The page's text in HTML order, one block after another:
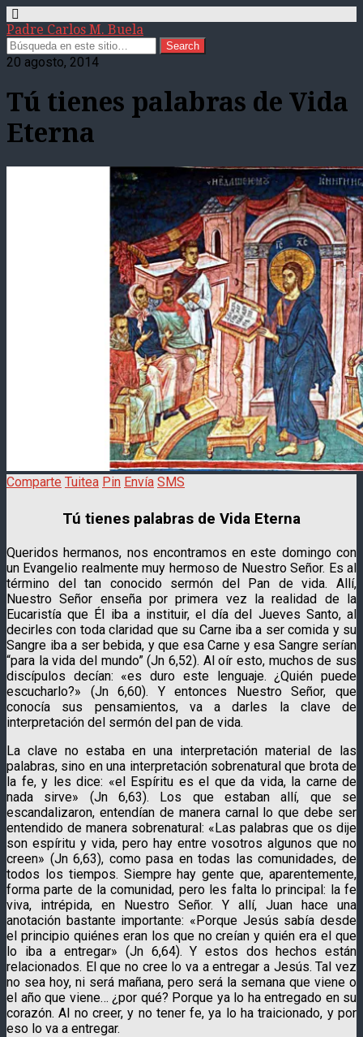
Padre Carlos M. Buela
20 agosto, 2014
Tú tienes palabras de Vida
Eterna
Comparte Tuitea Pin Envía SMS
Tú tienes palabras de Vida Eterna
Queridos hermanos, nos encontramos en este domingo con
un Evangelio realmente muy hermoso de Nuestro Señor. Es al
término del tan conocido sermón del Pan de vida. Allí,
Nuestro Señor enseña por primera vez la realidad de la
Eucaristía que Él iba a instituir, el día del Jueves Santo, al
decirles con toda claridad que su Carne iba a ser comida y su
Sangre iba a ser bebida, y que esa Carne y esa Sangre serían
“para la vida del mundo” (Jn 6,52). Al oír esto, muchos de sus
discípulos decían: «es duro este lenguaje. ¿Quién puede
escucharlo?» (Jn 6,60). Y entonces Nuestro Señor, que
conocía sus pensamientos, va a darles la clave de
interpretación del sermón del pan de vida.
La clave no estaba en una interpretación material de las
palabras, sino en una interpretación sobrenatural que brota de
la fe, y les dice: «el Espíritu es el que da vida, la carne de
nada sirve» (Jn 6,63). Los que estaban allí, que se
escandalizaron, entendían de manera carnal lo que debe ser
entendido de manera sobrenatural: «Las palabras que os dije
son espíritu y vida, pero hay entre vosotros algunos que no
creen» (Jn 6,63), como pasa en todas las comunidades, de
todos los tiempos. Siempre hay gente que, aparentemente,
forma parte de la comunidad, pero les falta lo principal: la fe
viva, intrépida, en Nuestro Señor. Y allí, Juan hace una
anotación bastante importante: «Porque Jesús sabía desde
el principio quiénes eran los que no creían y quién era el que
lo iba a entregar» (Jn 6,64). Y estos dos hechos están
relacionados. El que no cree lo va a entregar a Jesús. Tal vez
no sea hoy, ni será mañana, pero será la semana que viene o
el año que viene… ¿por qué? Porque ya lo ha entregado en su
corazón. Al no creer, y no tener fe, ya lo ha traicionado, y por
eso lo va a entregar.